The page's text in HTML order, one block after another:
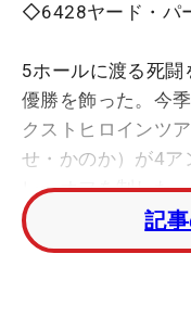
◇6428ヤード・パ
5ホールに渡る死
優勝を飾った。今
クストヒロインツ
せ・かのか）が4
レーオフを制した。
クラブハウスリー
記